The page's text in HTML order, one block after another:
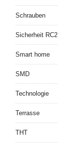
Schrauben
Sicherheit RC2
Smart home
SMD
Technologie
Terrasse
THT